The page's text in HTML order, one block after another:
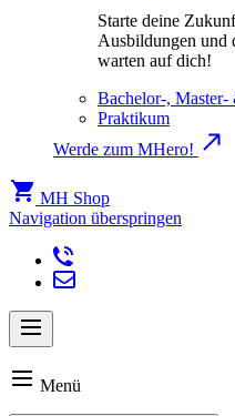
Starte deine
Ausbildungen und
warten auf dich!
Bachelor-, Master-
Praktikum
Werde zum MHero!
MH Shop
Navigation überspringen
Menü